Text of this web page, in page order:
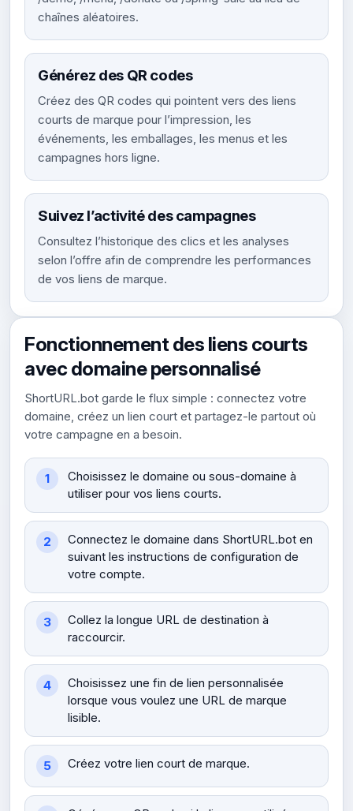
chaînes aléatoires.
Générez des QR codes
Créez des QR codes qui pointent vers des liens
courts de marque pour l’impression, les
événements, les emballages, les menus et les
campagnes hors ligne.
Suivez l’activité des campagnes
Consultez l’historique des clics et les analyses
selon l’offre afin de comprendre les performances
de vos liens de marque.
Fonctionnement des liens courts
avec domaine personnalisé
ShortURL.bot garde le flux simple : connectez votre
domaine, créez un lien court et partagez-le partout où
votre campagne en a besoin.
Choisissez le domaine ou sous-domaine à
utiliser pour vos liens courts.
Connectez le domaine dans ShortURL.bot en
suivant les instructions de configuration de
votre compte.
Collez la longue URL de destination à
raccourcir.
Choisissez une fin de lien personnalisée
lorsque vous voulez une URL de marque
lisible.
Créez votre lien court de marque.